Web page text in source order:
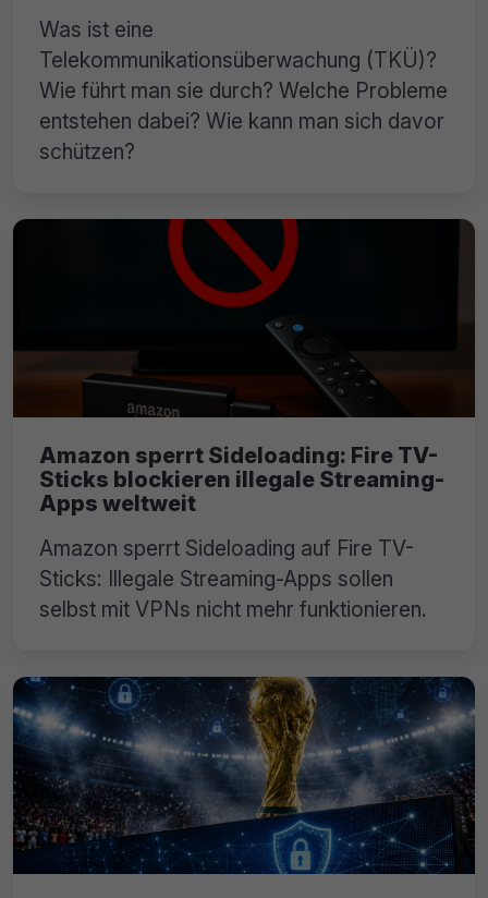
Was ist eine
Telekommunikationsüberwachung (TKÜ)?
Wie führt man sie durch? Welche Probleme
entstehen dabei? Wie kann man sich davor
schützen?
Amazon sperrt Sideloading: Fire TV-
Sticks blockieren illegale Streaming-
Apps weltweit
Amazon sperrt Sideloading auf Fire TV-
Sticks: Illegale Streaming-Apps sollen
selbst mit VPNs nicht mehr funktionieren.